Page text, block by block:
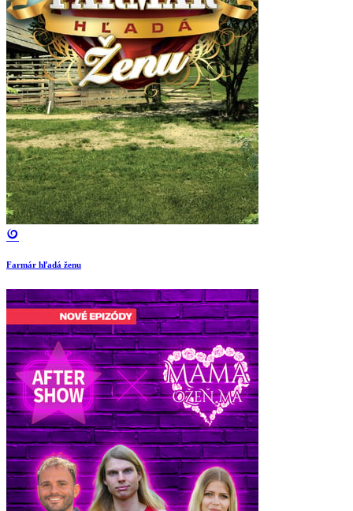
Farmár hľadá ženu